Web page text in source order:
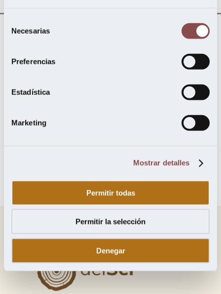
Necesarias
Preferencias
Estadística
Marketing
Mostrar detalles
Permitir todas
Permitir la selección
Denegar
clasificada como muy durable frente a la acción de los
hongos y medianamente durable a las termitas. La
durable a muy durable frente a la acción de los
hongos y de sensible a medianamente durable frente